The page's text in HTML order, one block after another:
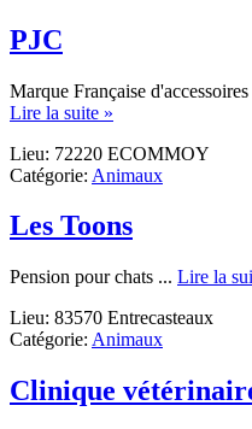
PJC
Marque Française
Lire la suite »
Lieu: 72220 ECOMMOY
Catégorie: Animaux
Les Toons
Pension pour chats ... Lire la
Lieu: 83570 Entrecasteaux
Catégorie: Animaux
Clinique